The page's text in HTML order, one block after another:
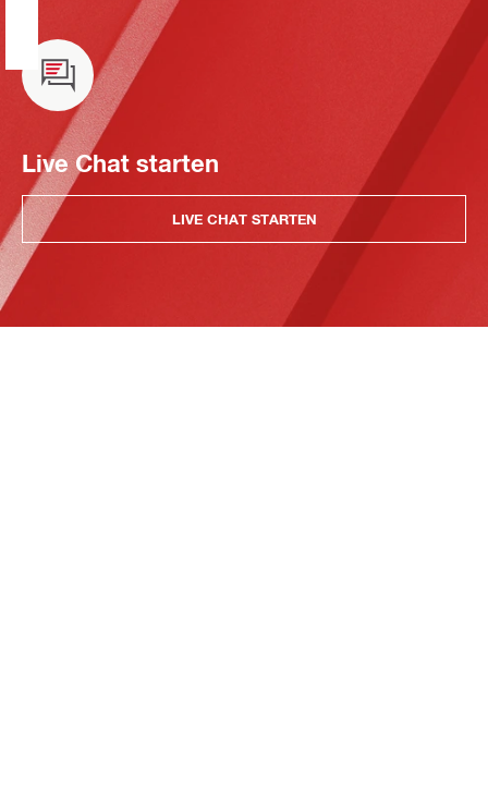
Live Chat starten
LIVE CHAT STARTEN